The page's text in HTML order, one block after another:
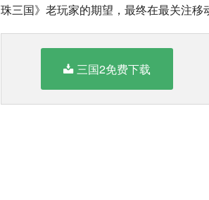
珠三国》老玩家的期望，最终在最关注移
三国2免费下载